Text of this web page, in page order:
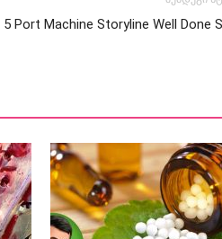
5 Port Machine Storyline Well Done